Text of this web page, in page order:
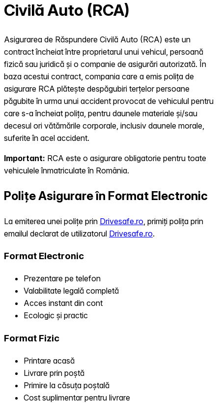
Civilă Auto (RCA)
Asigurarea de Răspundere Civilă Auto (RCA) este un
contract încheiat între proprietarul unui vehicul, persoană
fizică sau juridică și o companie de asigurări autorizată. În
baza acestui contract, compania care a emis polița de
asigurare RCA plătește despăgubiri terțelor persoane
păgubite în urma unui accident provocat de vehiculul pentru
care s-a încheiat polița, pentru daunele materiale și/sau
decesul ori vătămările corporale, inclusiv daunele morale,
suferite în acel accident.
Important: RCA este o asigurare obligatorie pentru toate
vehiculele înmatriculate în România.
Polițe Asigurare în Format Electronic
La emiterea unei polițe prin Drivesafe.ro , primiți polița prin
emailul declarat de utilizatorul Drivesafe.ro.
Format Electronic
Prezentare pe telefon
Valabilitate legală completă
Acces instant din cont
Ecologic și practic
Format Fizic
Printare acasă
Livrare prin poștă
Primire la căsuța poștală
Cost suplimentar pentru livrare